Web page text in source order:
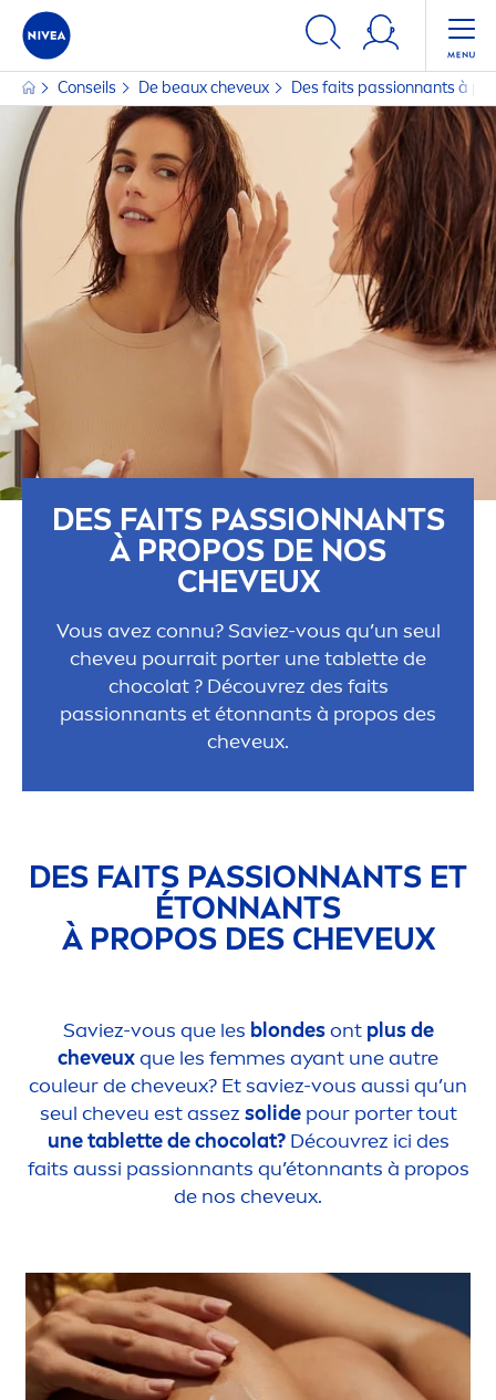
Conseils De beaux cheveux Des faits passionnants à
DES FAITS PASSIONNANTS
À PROPOS DE NOS
CHEVEUX
Vous avez connu? Saviez-vous qu’un seul
cheveu pourrait porter une tablette de
chocolat ? Découvrez des faits
passionnants et étonnants à propos des
cheveux.
DES FAITS PASSIONNANTS ET
ÉTONNANTS
À PROPOS DES CHEVEUX
Saviez-vous que les blondesont plus de
cheveuxque les femmes ayant une autre
couleur de cheveux? Et saviez-vous aussi qu’un
seul cheveu est assez solide pour porter tout
une tablette de chocolat?Découvrez ici des
faits aussi passionnants qu’étonnants à propos
de nos cheveux.